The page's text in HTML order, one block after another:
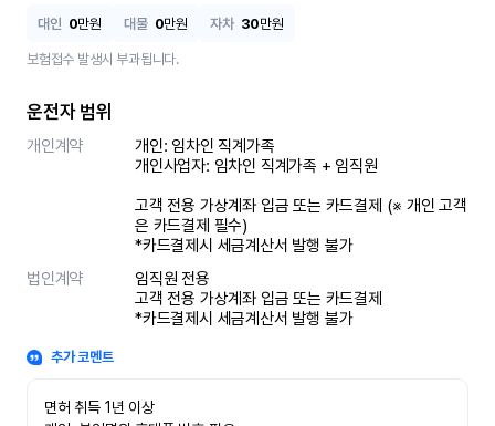
대인 0만원 대물 0만원 자차 30만원
보험접수 발생시 부과됩니다.
운전자 범위
개인계약
개인: 임차인 직계가족
개인사업자: 임차인 직계가족 + 임직원
고객 전용 가상계좌 입금 또는 카드결제 (※ 개인 고객
은 카드결제 필수)
*카드결제시 세금계산서 발행 불가
법인계약
임직원 전용
고객 전용 가상계좌 입금 또는 카드결제
*카드결제시 세금계산서 발행 불가
추가 코멘트
면허 취득 1년 이상